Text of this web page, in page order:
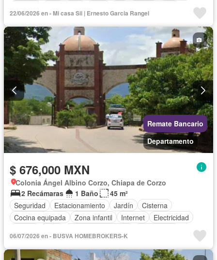
Televisión por cable
Gas natural
Zonas verdes
Vista panorámica
Recámara con closet Wifi
Conserje
Permite mascotas
Permite niños Sin amueblar
22/06/2026 en - Mi casa Sii | Ernesto Garcia Rangel
Remate Bancario
Departamento
$ 676,000 MXN
Colonia Ángel Albino Corzo, Chiapa de Corzo
2 Recámaras
1 Baño
45 m²
Seguridad
Estacionamiento Jardín
Cisterna
Cocina equipada
Zona infantil Internet
Electricidad
Zonas verdes
Caseta de vigilancia
06/07/2026 en - BUSVA HOMEBROKERS-K